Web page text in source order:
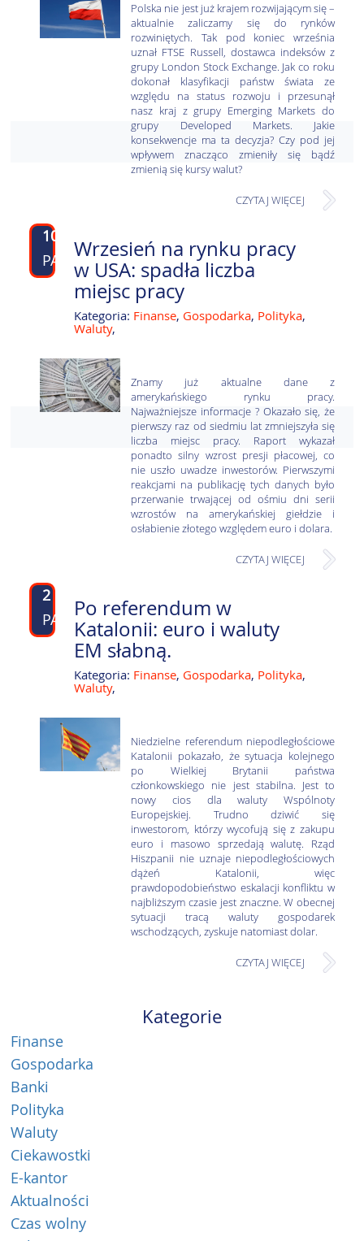
Polska nie jest już krajem rozwijającym się –
aktualnie zaliczamy się do rynków
rozwiniętych. Tak pod koniec września
uznał FTSE Russell, dostawca indeksów z
grupy London Stock Exchange. Jak co roku
dokonał klasyfikacji państw świata ze
względu na status rozwoju i przesunął
nasz kraj z grupy Emerging Markets do
grupy Developed Markets. Jakie
konsekwencje ma ta decyzja? Czy pod jej
wpływem znacząco zmieniły się bądź
zmienią się kursy walut?
CZYTAJ WIĘCEJ
10
PAŹ
Wrzesień na rynku pracy
w USA: spadła liczba
miejsc pracy
Kategoria: Finanse, Gospodarka, Polityka,
Waluty,
Znamy już aktualne dane z
amerykańskiego rynku pracy.
Najważniejsze informacje ? Okazało się, że
pierwszy raz od siedmiu lat zmniejszyła się
liczba miejsc pracy. Raport wykazał
ponadto silny wzrost presji płacowej, co
nie uszło uwadze inwestorów. Pierwszymi
reakcjami na publikację tych danych było
przerwanie trwającej od ośmiu dni serii
wzrostów na amerykańskiej giełdzie i
osłabienie złotego względem euro i dolara.
CZYTAJ WIĘCEJ
2
PAŹ
Po referendum w
Katalonii: euro i waluty
EM słabną.
Kategoria: Finanse, Gospodarka, Polityka,
Waluty,
Niedzielne referendum niepodległościowe
Katalonii pokazało, że sytuacja kolejnego
po Wielkiej Brytanii państwa
członkowskiego nie jest stabilna. Jest to
nowy cios dla waluty Wspólnoty
Europejskiej. Trudno dziwić się
inwestorom, którzy wycofują się z zakupu
euro i masowo sprzedają walutę. Rząd
Hiszpanii nie uznaje niepodległościowych
dążeń Katalonii, więc
prawdopodobieństwo eskalacji konfliktu w
najbliższym czasie jest znaczne. W obecnej
sytuacji tracą waluty gospodarek
wschodzących, zyskuje natomiast dolar.
CZYTAJ WIĘCEJ
Kategorie
Finanse
Gospodarka
Banki
Polityka
Waluty
Ciekawostki
E-kantor
Aktualności
Czas wolny